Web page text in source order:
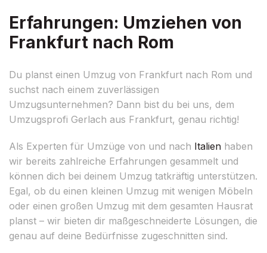
Erfahrungen: Umziehen von
Frankfurt nach Rom
Du planst einen Umzug von Frankfurt nach Rom und
suchst nach einem zuverlässigen
Umzugsunternehmen? Dann bist du bei uns, dem
Umzugsprofi Gerlach aus Frankfurt, genau richtig!
Als Experten für Umzüge von und nach Italien haben
wir bereits zahlreiche Erfahrungen gesammelt und
können dich bei deinem Umzug tatkräftig unterstützen.
Egal, ob du einen kleinen Umzug mit wenigen Möbeln
oder einen großen Umzug mit dem gesamten Hausrat
planst – wir bieten dir maßgeschneiderte Lösungen, die
genau auf deine Bedürfnisse zugeschnitten sind.